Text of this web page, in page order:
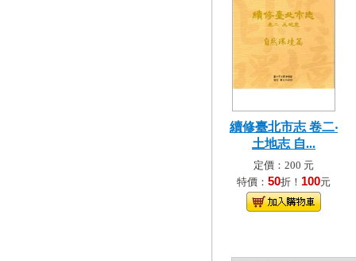
續修臺北市志 卷二‧
土地志 自...
定價：200 元
特價： 50折！ 100元